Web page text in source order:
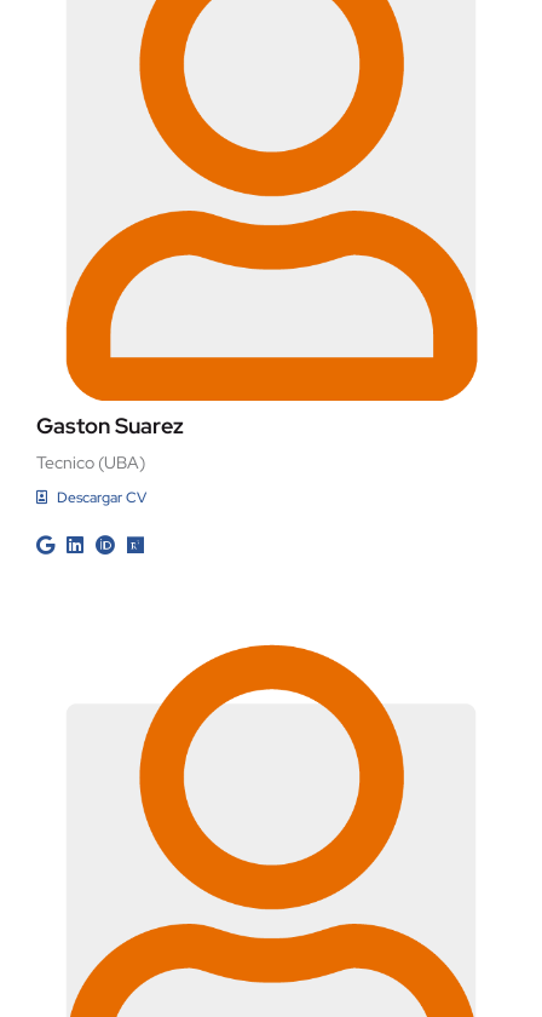
Gaston Suarez
Tecnico (UBA)
Descargar CV